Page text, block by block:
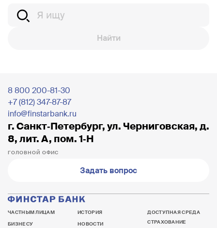
Найти
8 800 200-81-30
+7 (812) 347-87-87
info@finstarbank.ru
г. Санкт‐Петербург, ул. Черниговская, д.
8, лит. А, пом. 1‐Н
ГОЛОВНОЙ ОФИС
Задать вопрос
ЧАСТНЫМ ЛИЦАМ
БИЗНЕСУ
ИСТОРИЯ
НОВОСТИ
ДОСТУПНАЯ СРЕДА
СТРАХОВАНИЕ